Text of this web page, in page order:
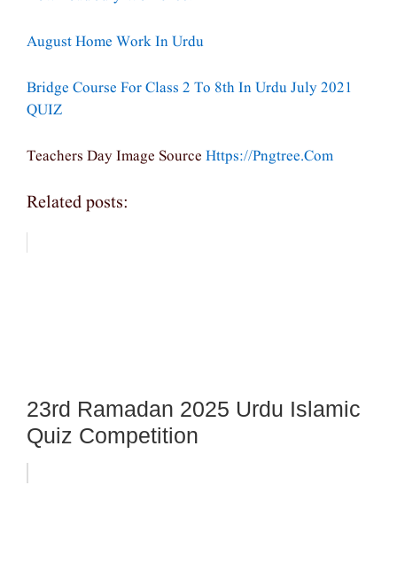
August Home Work In Urdu
Bridge Course For Class 2 To 8th In Urdu July 2021
QUIZ
Teachers Day Image Source Https://Pngtree.Com
Related posts:
23rd Ramadan 2025 Urdu Islamic
Quiz Competition